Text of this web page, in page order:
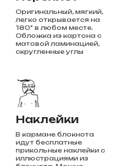
Оригинальный, мягкий,
легко открывается на
180° в любом месте.
Обложка из картона с
матовой ламинацией,
скругленные углы
Наклейки
В кармане блокнота
идут бесплатные
прикольные наклейки с
иллюстрациями из